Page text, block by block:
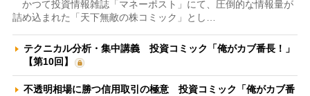
かつて投資情報雑誌「マネーポスト」にて、圧倒的な情報量が
詰め込まれた「天下無敵の株コミック」とし…
テクニカル分析・集中講義 投資コミック「俺がカブ番長！」
【第10回】
不透明相場に勝つ信用取引の極意 投資コミック「俺がカブ番